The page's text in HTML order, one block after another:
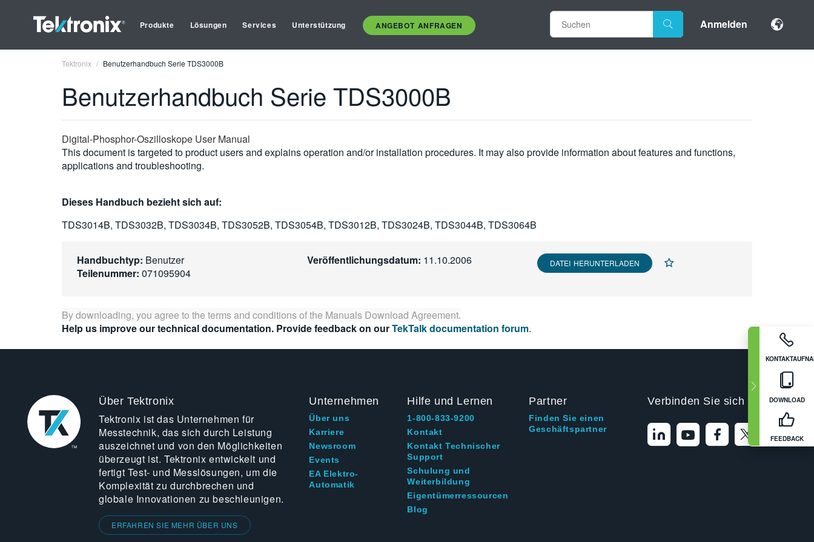
Produkte Lösungen Services Unterstützung ANGEBOT ANFRAGEN Anmelden
DOWNLOAD
FEEDBACK
Tektronix Benutzerhandbuch Serie TDS3000B
Benutzerhandbuch Serie TDS3000B
Digital-Phosphor-Oszilloskope User Manual
This document is targeted to product users and explains operation and/or installation procedures. It may also provide information about features and functions,
applications and troubleshooting.
Dieses Handbuch bezieht sich auf:
TDS3014B, TDS3032B, TDS3034B, TDS3052B, TDS3054B, TDS3012B, TDS3024B, TDS3044B, TDS3064B
Handbuchtyp: Benutzer
Teilenummer: 071095904
Veröffentlichungsdatum: 11.10.2006 DATEI HERUNTERLADEN
By downloading, you agree to the terms and conditions of the Manuals Download Agreement.
Help us improve our technical documentation. Provide feedback on ourTekTalk documentation forum.
Über Tektronix
Tektronix ist das Unternehmen für
Messtechnik, das sich durch Leistung
auszeichnet und von den Möglichkeiten
überzeugt ist. Tektronix entwickelt und
fertigt Test- und Messlösungen, um die
Komplexität zu durchbrechen und
globale Innovationen zu beschleunigen.
ERFAHREN SIE MEHR ÜBER UNS
Unternehmen
Über uns
Karriere
Newsroom
Events
EA Elektro-
Automatik
Hilfe und Lernen
1-800-833-9200
Kontakt
Kontakt Technischer
Support
Schulung und
Weiterbildung
Eigentümerressourcen
Blog
Partner
Finden Sie einen
Geschäftspartner
Verbinden Sie sich mit uns